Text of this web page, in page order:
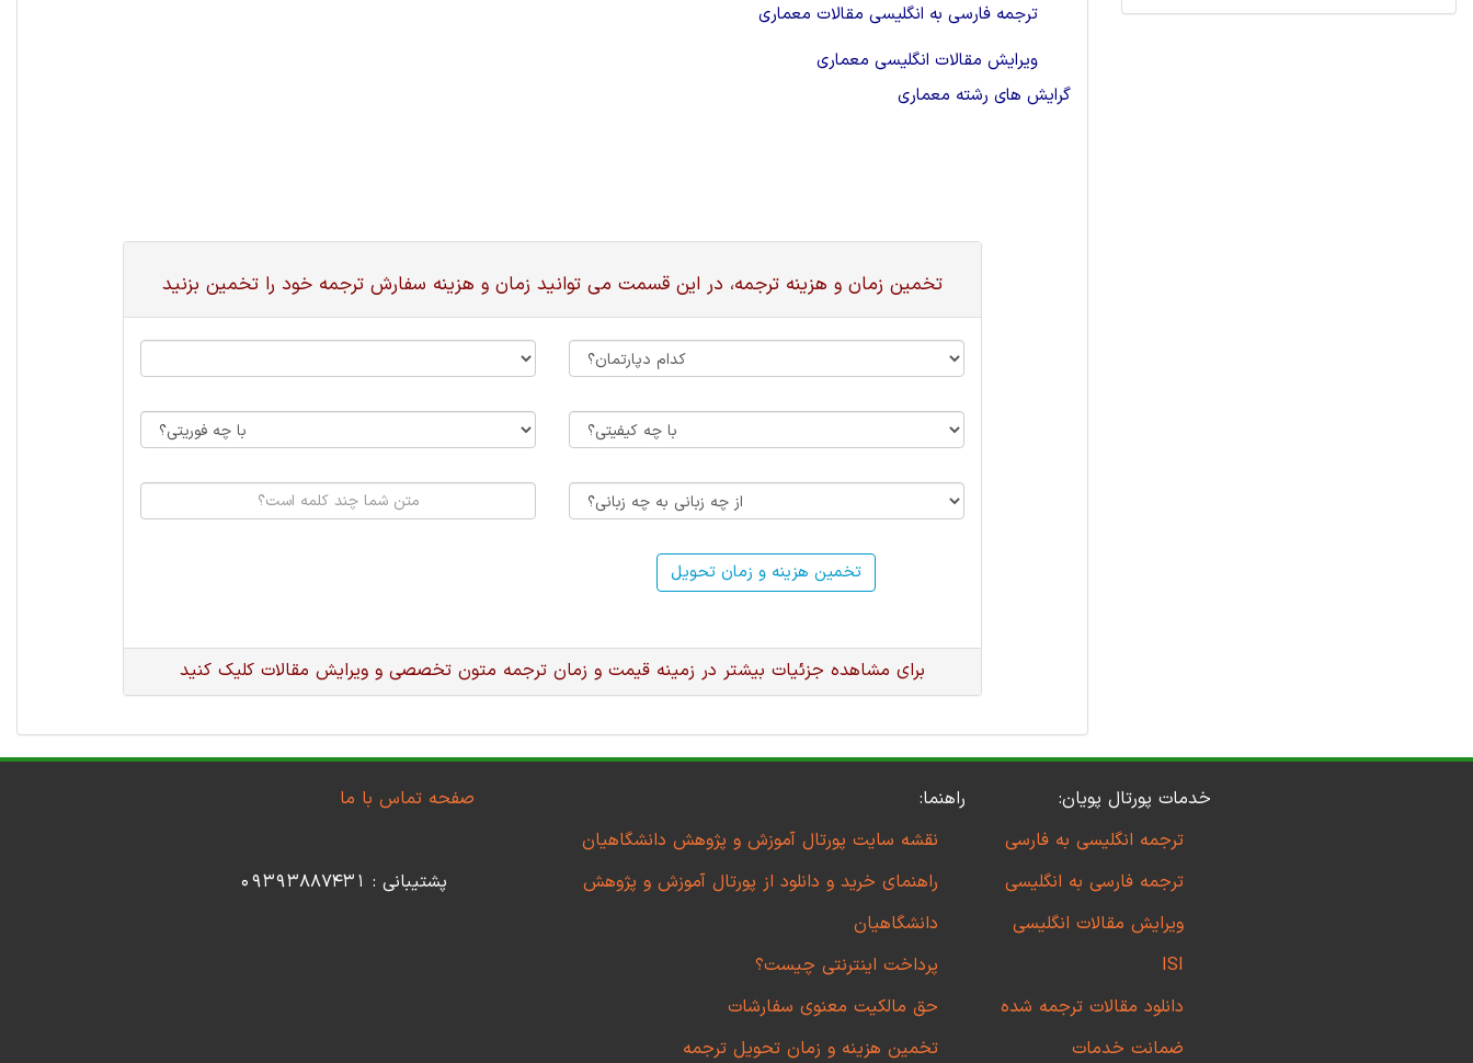
ترجمه فارسی به انگلیسی مقالات معماری
ویرایش مقالات انگلیسی معماری
گرایش های رشته معماری
تخمین زمان و هزینه ترجمه، در این قسمت می توانید زمان و هزینه سفارش ترجمه خود را تخمین بزنید
تخمین هزینه و زمان تحویل
برای مشاهده جزئیات بیشتر در زمینه قیمت و زمان ترجمه متون تخصصی و ویرایش مقالات کلیک کنید
خدمات پورتال پویان:
ترجمه انگلیسی به فارسی
ترجمه فارسی به انگلیسی
ویرایش مقالات انگلیسی
ISI
دانلود مقالات ترجمه شده
ضمانت خدمات
راهنما:
نقشه سایت پورتال آموزش و پژوهش دانشگاهیان
راهنمای خرید و دانلود از پورتال آموزش و پژوهش
دانشگاهیان
پرداخت اینترنتی چیست؟
حق مالکیت معنوی سفارشات
تخمین هزینه و زمان تحویل ترجمه
صفحه تماس با ما
پشتیبانی : 09393887431